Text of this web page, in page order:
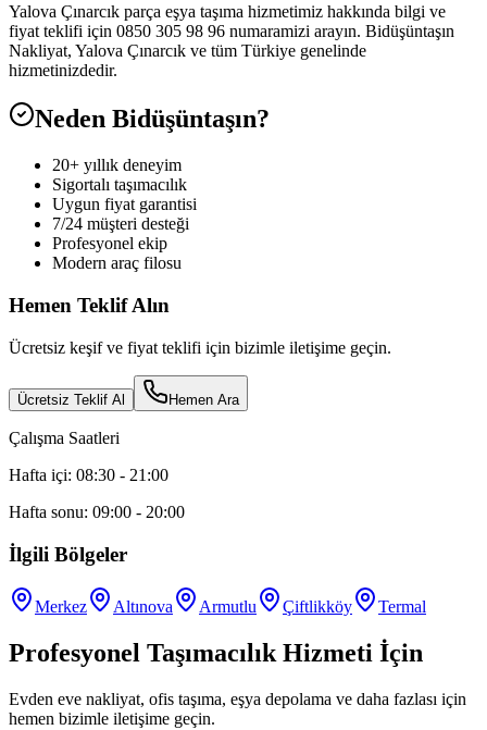
Yalova Çınarcık parça eşya taşıma hizmetimiz hakkında bilgi ve
fiyat teklifi için 0850 305 98 96 numaramizi arayın. Bidüşüntaşın
Nakliyat, Yalova Çınarcık ve tüm Türkiye genelinde
hizmetinizdedir.
Neden Bidüşüntaşın?
20+ yıllık deneyim
Sigortalı taşımacılık
Uygun fiyat garantisi
7/24 müşteri desteği
Profesyonel ekip
Modern araç filosu
Hemen Teklif Alın
Ücretsiz keşif ve fiyat teklifi için bizimle iletişime geçin.
Ücretsiz Teklif Al Hemen Ara
Çalışma Saatleri
Hafta içi: 08:30 - 21:00
Hafta sonu: 09:00 - 20:00
İlgili Bölgeler
Merkez Altınova Armutlu Çiftlikköy Termal
Profesyonel Taşımacılık Hizmeti İçin
Evden eve nakliyat, ofis taşıma, eşya depolama ve daha fazlası için
hemen bizimle iletişime geçin.